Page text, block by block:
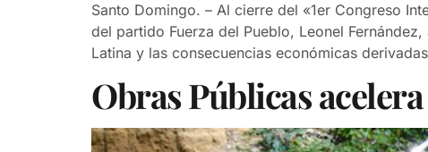
Santo Domingo. – Al cierre del «1er Congreso
del partido Fuerza del Pueblo, Leonel
Latina y las consecuencias económicas
Obras Públicas